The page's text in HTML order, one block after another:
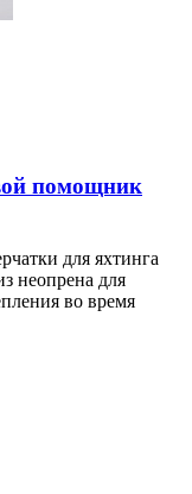
помощник
для яхтинга
неопрена для
во время